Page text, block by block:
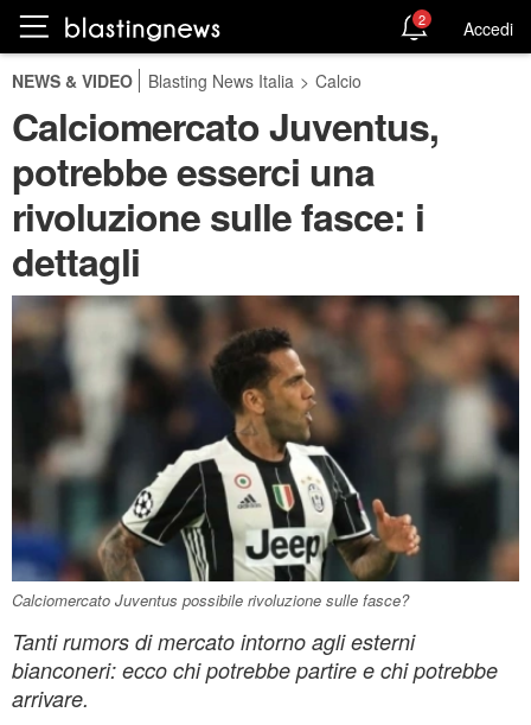
2 Accedi
NEWS & VIDEO Blasting News Italia > Calcio
Calciomercato Juventus,
potrebbe esserci una
rivoluzione sulle fasce: i
dettagli
Calciomercato Juventus possibile rivoluzione sulle fasce?
Tanti rumors di mercato intorno agli esterni
bianconeri: ecco chi potrebbe partire e chi potrebbe
arrivare.